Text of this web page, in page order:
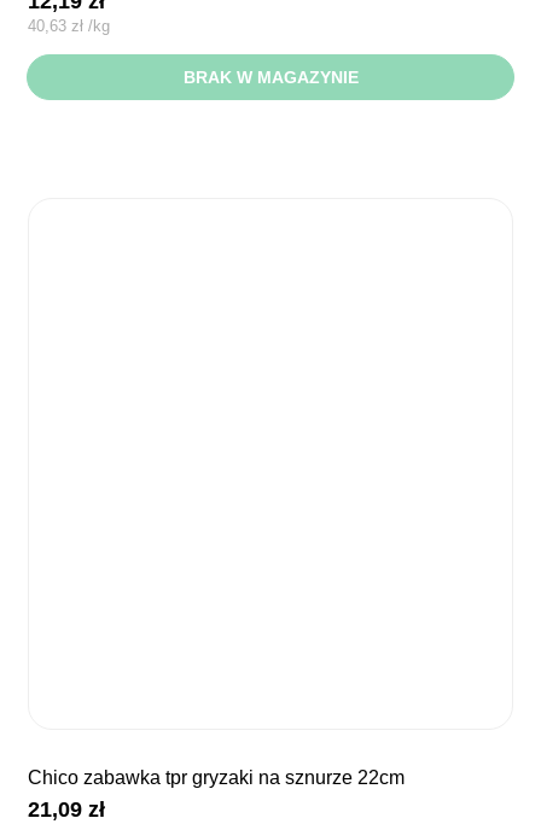
40,63zł /kg
BRAK W MAGAZYNIE
chico zabawka tpr gryzaki na sznurze 22cm
21,09zł